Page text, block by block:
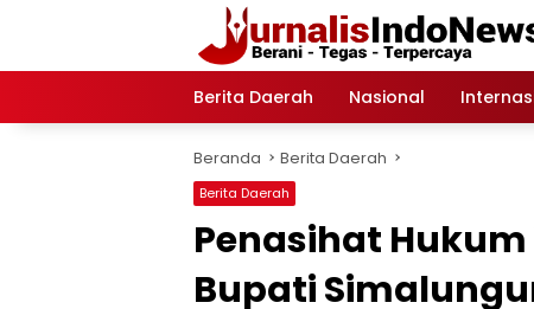
Berita Daerah Nasional
Beranda Berita Daerah
Berita Daerah
Penasihat
Bupati